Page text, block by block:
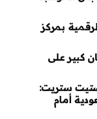
بمركز
كبير على
ستريت:
أمام